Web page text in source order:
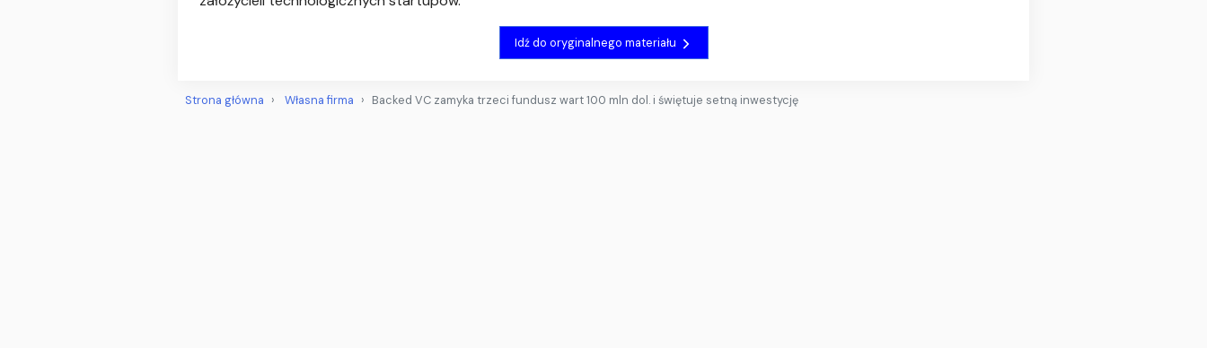
Idź do oryginalnego materiału
Strona główna Własna firma Backed VC zamyka trzeci fundusz wart 100 mln dol. i świętuje setną inwestycję